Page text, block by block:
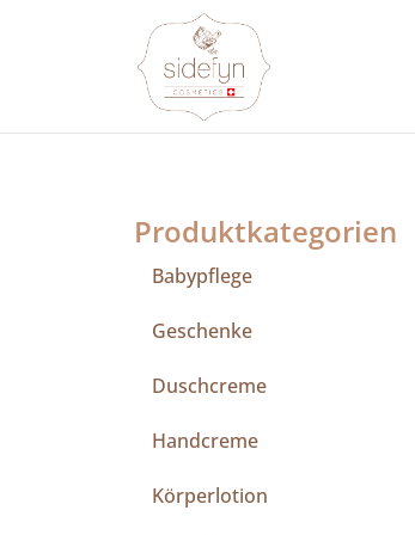
Produktkategorien
Babypflege
Geschenke
Duschcreme
Handcreme
Körperlotion